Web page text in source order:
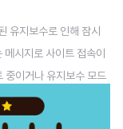
유지보수로 인해 잠시
메시지로 사이트 접속이
중이거나 유지보수 모드
웹 호스팅을 이용할 때
정하지 마세요! 이 문제